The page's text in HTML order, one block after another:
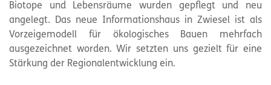
Biotope und Lebensräume wurden gepflegt und neu
angelegt. Das neue Informationshaus in Zwiesel ist als
Vorzeigemodell für ökologisches Bauen mehrfach
ausgezeichnet worden. Wir setzten uns gezielt für eine
Stärkung der Regionalentwicklung ein.